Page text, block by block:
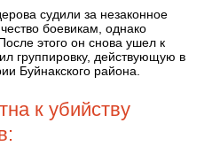
судили за незаконное
боевикам, однако
этого он снова ушел к
группировку, действующую в
Буйнакского района.
к убийству